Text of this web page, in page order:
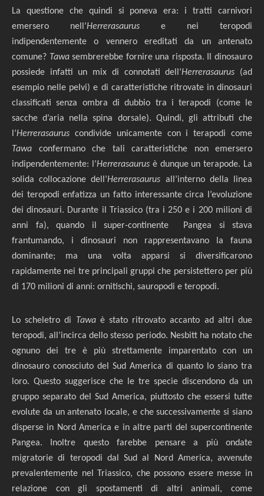
La questione che quindi si poneva era: i tratti carnivori
emersero nell’Herrerasaurus e nei teropodi
indipendentemente o vennero ereditati da un antenato
comune? Tawasembrerebbe fornire una risposta. Il dinosauro
possiede infatti un mix di connotati dell’Herrerasaurus (ad
esempio nelle pelvi) e di caratteristiche ritrovate in dinosauri
classificati senza ombra di dubbio tra i terapodi (come le
sacche d’aria nella spina dorsale). Quindi, gli attributi che
l’Herrerasaurus condivide unicamente con i terapodi come
Tawa confermano che tali caratteristiche non emersero
indipendentemente: l’Herrerasaurusè dunque un terapode. La
solida collocazione dell’Herrerasaurus all’interno della linea
dei teropodi enfatizza un fatto interessante circa l’evoluzione
dei dinosauri. Durante il Triassico (tra i 250 e i 200 milioni di
anni fa), quando il super-continente Pangea si stava
frantumando, i dinosauri non rappresentavano la fauna
dominante; ma una volta apparsi si diversificarono
rapidamente nei tre principali gruppi che persistettero per più
di 170 milioni di anni: ornitischi, sauropodi e teropodi.
Lo scheletro di Tawaè stato ritrovato accanto ad altri due
teropodi, all’incirca dello stesso periodo. Nesbitt ha notato che
ognuno dei tre è più strettamente imparentato con un
dinosauro conosciuto del Sud America di quanto lo siano tra
loro. Questo suggerisce che le tre specie discendono da un
gruppo separato del Sud America, piuttosto che essersi tutte
evolute da un antenato locale, e che successivamente si siano
disperse in Nord America e in altre parti del supercontinente
Pangea. Inoltre questo farebbe pensare a più ondate
migratorie di teropodi dal Sud al Nord America, avvenute
prevalentemente nel Triassico, che possono essere messe in
relazione con gli spostamenti di altri animali, come